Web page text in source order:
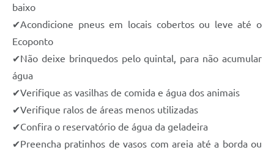
baixo
✔Acondicione pneus em locais cobertos ou leve até o
Ecoponto
✔Não deixe brinquedos pelo quintal, para não acumular
água
✔Verifique as vasilhas de comida e água dos animais
✔Verifique ralos de áreas menos utilizadas
✔Confira o reservatório de água da geladeira
✔Preencha pratinhos de vasos com areia até a borda ou